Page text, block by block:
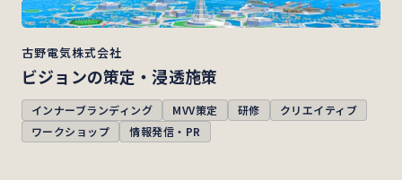
古野電気株式会社
ビジョンの策定・浸透施策
インナーブランディング MVV策定 研修
クリエイティブ
ワークショップ
情報発信・PR